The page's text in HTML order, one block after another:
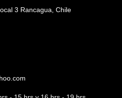
3 Rancagua, Chile